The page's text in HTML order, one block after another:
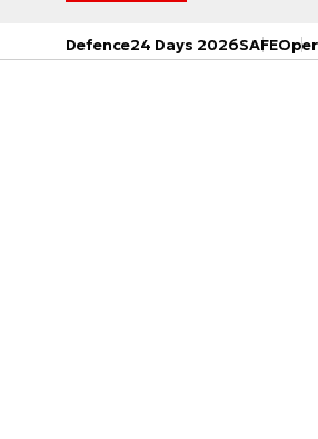
Defence24 Days 2026SAFE